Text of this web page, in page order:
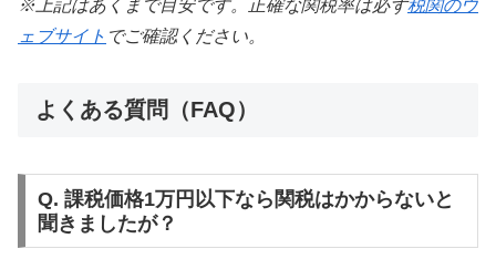
※上記はあくまで目安です。正確な関税率は必ず税関のウ
ェブサイト でご確認ください。
よくある質問（FAQ）
Q. 課税価格1万円以下なら関税はかからないと
聞きましたが？